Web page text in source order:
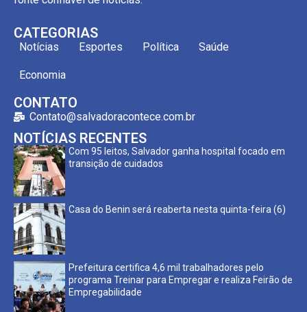
CATEGORIAS
Notícias Esportes Política Saúde
Economia
CONTATO
Contato@salvadoracontece.com.br
NOTÍCIAS RECENTES
Com 95 leitos, Salvador ganha hospital focado em
transição de cuidados
Casa do Benin será reaberta nesta quinta-feira (6)
Prefeitura certifica 4,6 mil trabalhadores pelo
programa Treinar para Empregar e realiza Feirão de
Empregabilidade